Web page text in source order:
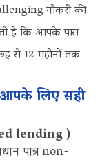
नौकरी की
है कि आपके पास
से 12 महीनों तक
लिए सही
lending )
पात्र non-